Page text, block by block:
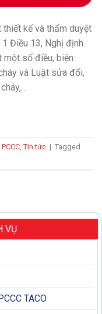
kế và thẩm duyệt
Điều 13, Nghị định
số điều, biện
và Luật sửa đổi,
Tin tức | Tagged
VỤ
TACO